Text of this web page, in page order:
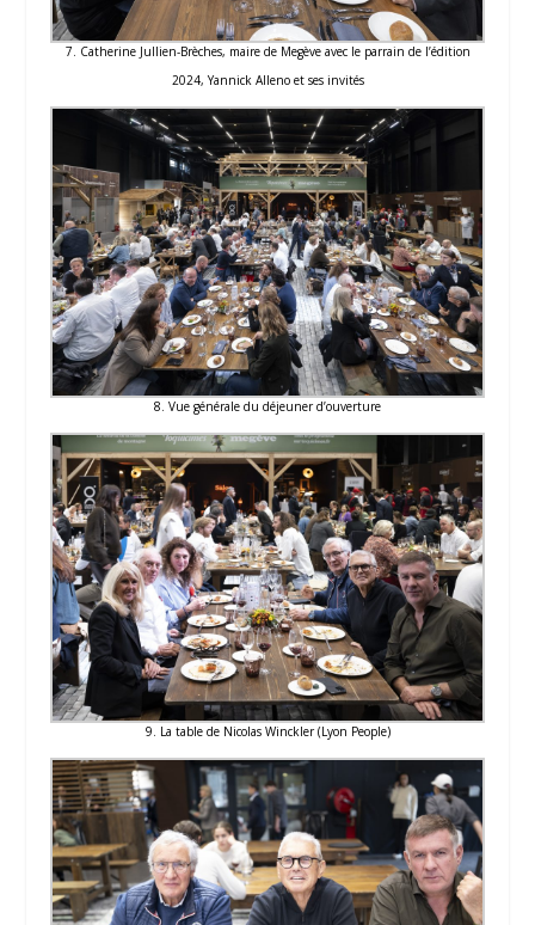
7. Catherine Jullien-Brèches, maire de Megève avec le parrain de l’édition
2024, Yannick Alleno et ses invités
8. Vue générale du déjeuner d’ouverture
9. La table de Nicolas Winckler (Lyon People)